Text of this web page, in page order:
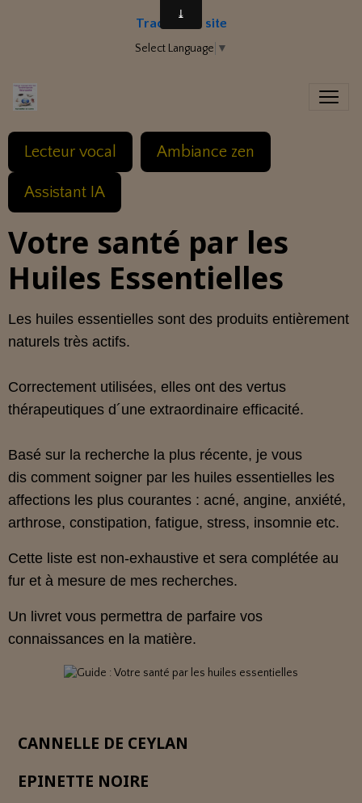
Traduire le site
Select Language ▼
Lecteur vocal Ambiance zen
Assistant IA
Votre santé par les
Huiles Essentielles
Les huiles essentielles sont des produits entièrement
naturels très actifs.
Correctement utilisées, elles ont des vertus
thérapeutiques d´une extraordinaire efficacité.
Basé sur la recherche la plus récente, je vous
dis comment soigner par les huiles essentielles les
affections les plus courantes : acné, angine, anxiété,
arthrose, constipation, fatigue, stress, insomnie etc.
Cette liste est non-exhaustive et sera complétée au
fur et à mesure de mes recherches.
Un livret vous permettra de parfaire vos
connaissances en la matière.
CANNELLE DE CEYLAN
EPINETTE NOIRE